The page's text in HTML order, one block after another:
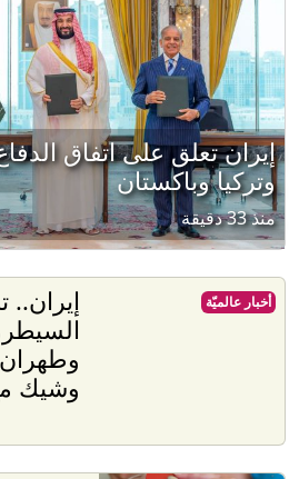
إيران تعلق على اتفاق
وتركيا وباكستان
منذ 33 دقيقة
إيران..
وشيك
أخبار عالميّة